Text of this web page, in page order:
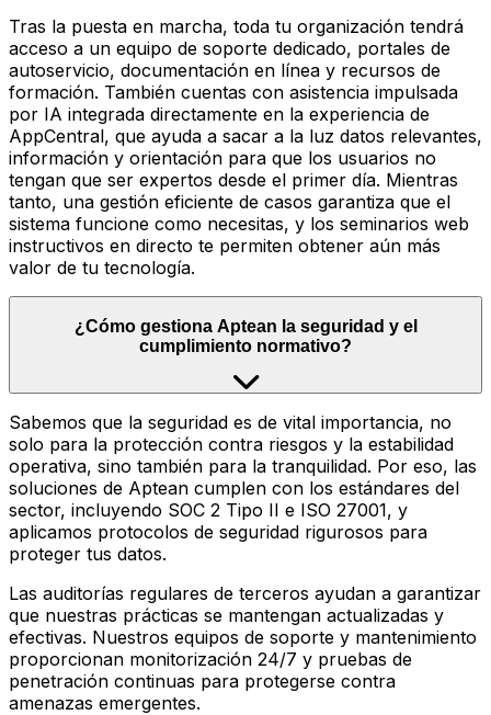
Tras la puesta en marcha, toda tu organización tendrá
acceso a un equipo de soporte dedicado, portales de
autoservicio, documentación en línea y recursos de
formación. También cuentas con asistencia impulsada
por IA integrada directamente en la experiencia de
AppCentral, que ayuda a sacar a la luz datos relevantes,
información y orientación para que los usuarios no
tengan que ser expertos desde el primer día. Mientras
tanto, una gestión eficiente de casos garantiza que el
sistema funcione como necesitas, y los seminarios web
instructivos en directo te permiten obtener aún más
valor de tu tecnología.
¿Cómo gestiona Aptean la seguridad y el
cumplimiento normativo?
Sabemos que la seguridad es de vital importancia, no
solo para la protección contra riesgos y la estabilidad
operativa, sino también para la tranquilidad. Por eso, las
soluciones de Aptean cumplen con los estándares del
sector, incluyendo SOC 2 Tipo II e ISO 27001, y
aplicamos protocolos de seguridad rigurosos para
proteger tus datos.
Las auditorías regulares de terceros ayudan a garantizar
que nuestras prácticas se mantengan actualizadas y
efectivas. Nuestros equipos de soporte y mantenimiento
proporcionan monitorización 24/7 y pruebas de
penetración continuas para protegerse contra
amenazas emergentes.